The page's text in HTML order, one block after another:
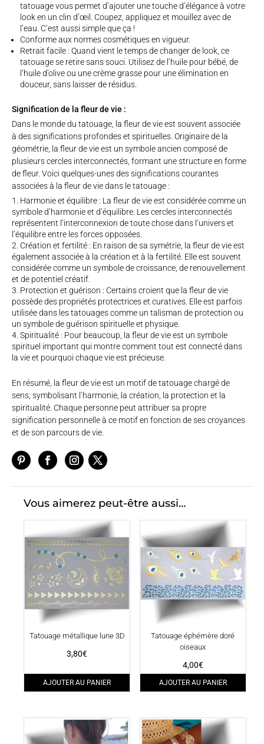
tatouage vous permet d’ajouter une touche d’élégance à votre
look en un clin d’œil. Coupez, appliquez et mouillez avec de
l’eau. C’est aussi simple que ça !
Conforme aux normes cosmétiques en vigueur.
Retrait facile : Quand vient le temps de changer de look, ce
tatouage se retire sans souci. Utilisez de l’huile pour bébé, de
l’huile d’olive ou une crème grasse pour une élimination en
douceur, sans laisser de résidus.
Signification de la fleur de vie :
Dans le monde du tatouage, la fleur de vie est souvent associée
à des significations profondes et spirituelles. Originaire de la
géométrie, la fleur de vie est un symbole ancien composé de
plusieurs cercles interconnectés, formant une structure en forme
de fleur. Voici quelques-unes des significations courantes
associées à la fleur de vie dans le tatouage :
Harmonie et équilibre : La fleur de vie est considérée comme un
symbole d’harmonie et d’équilibre. Les cercles interconnectés
représentent l’interconnexion de toute chose dans l’univers et
l’équilibre entre les forces opposées.
Création et fertilité : En raison de sa symétrie, la fleur de vie est
également associée à la création et à la fertilité. Elle est souvent
considérée comme un symbole de croissance, de renouvellement
et de potentiel créatif.
Protection et guérison : Certains croient que la fleur de vie
possède des propriétés protectrices et curatives. Elle est parfois
utilisée dans les tatouages comme un talisman de protection ou
un symbole de guérison spirituelle et physique.
Spiritualité : Pour beaucoup, la fleur de vie est un symbole
spirituel important qui montre comment tout est connecté dans
la vie et pourquoi chaque vie est précieuse.
En résumé, la fleur de vie est un motif de tatouage chargé de
sens, symbolisant l’harmonie, la création, la protection et la
spiritualité. Chaque personne peut attribuer sa propre
signification personnelle à ce motif en fonction de ses croyances
et de son parcours de vie.
Vous aimerez peut-être aussi…
Tatouage métallique lune 3D
3,80€
AJOUTER AU PANIER
Tatouage éphémère doré
oiseaux
4,00€
AJOUTER AU PANIER